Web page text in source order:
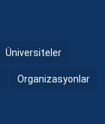
Üniversiteler
Organizasyonlar